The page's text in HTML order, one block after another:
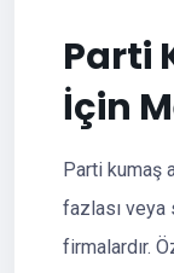
Parti
İçin
Parti kumaş
fazlası veya
firmalardır.